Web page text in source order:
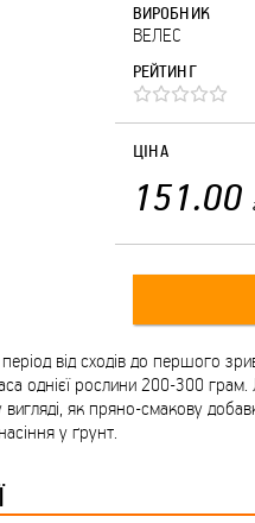
ВИРОБНИК
ВЕЛЕС
РЕЙТИНГ
ЦІНА
151.00
від сходів до першого
однієї рослини 200-300
як пряно-смакову
у ґрунт.